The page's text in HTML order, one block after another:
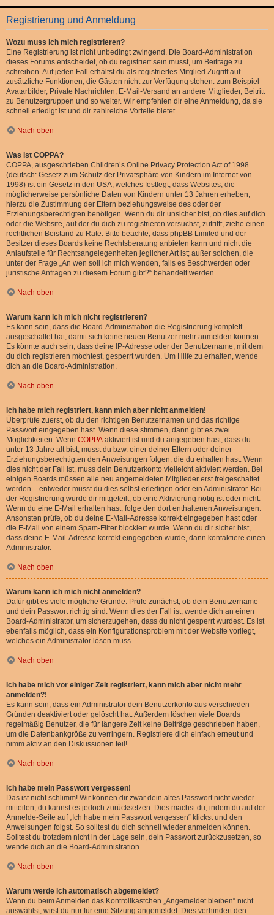
Registrierung und Anmeldung
Wozu muss ich mich registrieren?
Eine Registrierung ist nicht unbedingt zwingend. Die Board-Administration
dieses Forums entscheidet, ob du registriert sein musst, um Beiträge zu
schreiben. Auf jeden Fall erhältst du als registriertes Mitglied Zugriff auf
zusätzliche Funktionen, die Gästen nicht zur Verfügung stehen: zum Beispiel
Avatarbilder, Private Nachrichten, E-Mail-Versand an andere Mitglieder, Beitritt
zu Benutzergruppen und so weiter. Wir empfehlen dir eine Anmeldung, da sie
schnell erledigt ist und dir zahlreiche Vorteile bietet.
Nach oben
Was ist COPPA?
COPPA, ausgeschrieben Children’s Online Privacy Protection Act of 1998
(deutsch: Gesetz zum Schutz der Privatsphäre von Kindern im Internet von
1998) ist ein Gesetz in den USA, welches festlegt, dass Websites, die
möglicherweise persönliche Daten von Kindern unter 13 Jahren erheben,
hierzu die Zustimmung der Eltern beziehungsweise des oder der
Erziehungsberechtigten benötigen. Wenn du dir unsicher bist, ob dies auf dich
oder die Website, auf der du dich zu registrieren versuchst, zutrifft, ziehe einen
rechtlichen Beistand zu Rate. Bitte beachte, dass phpBB Limited und der
Besitzer dieses Boards keine Rechtsberatung anbieten kann und nicht die
Anlaufstelle für Rechtsangelegenheiten jeglicher Art ist; außer solchen, die
unter der Frage „An wen soll ich mich wenden, falls es Beschwerden oder
juristische Anfragen zu diesem Forum gibt?“ behandelt werden.
Nach oben
Warum kann ich mich nicht registrieren?
Es kann sein, dass die Board-Administration die Registrierung komplett
ausgeschaltet hat, damit sich keine neuen Benutzer mehr anmelden können.
Es könnte auch sein, dass deine IP-Adresse oder der Benutzername, mit dem
du dich registrieren möchtest, gesperrt wurden. Um Hilfe zu erhalten, wende
dich an die Board-Administration.
Nach oben
Ich habe mich registriert, kann mich aber nicht anmelden!
Überprüfe zuerst, ob du den richtigen Benutzernamen und das richtige
Passwort eingegeben hast. Wenn diese stimmen, dann gibt es zwei
Möglichkeiten. Wenn COPPA aktiviert ist und du angegeben hast, dass du
unter 13 Jahre alt bist, musst du bzw. einer deiner Eltern oder deiner
Erziehungsberechtigten den Anweisungen folgen, die du erhalten hast. Wenn
dies nicht der Fall ist, muss dein Benutzerkonto vielleicht aktiviert werden. Bei
einigen Boards müssen alle neu angemeldeten Mitglieder erst freigeschaltet
werden – entweder musst du dies selbst erledigen oder ein Administrator. Bei
der Registrierung wurde dir mitgeteilt, ob eine Aktivierung nötig ist oder nicht.
Wenn du eine E-Mail erhalten hast, folge den dort enthaltenen Anweisungen.
Ansonsten prüfe, ob du deine E-Mail-Adresse korrekt eingegeben hast oder
die E-Mail von einem Spam-Filter blockiert wurde. Wenn du dir sicher bist,
dass deine E-Mail-Adresse korrekt eingegeben wurde, dann kontaktiere einen
Administrator.
Nach oben
Warum kann ich mich nicht anmelden?
Dafür gibt es viele mögliche Gründe. Prüfe zunächst, ob dein Benutzername
und dein Passwort richtig sind. Wenn dies der Fall ist, wende dich an einen
Board-Administrator, um sicherzugehen, dass du nicht gesperrt wurdest. Es ist
ebenfalls möglich, dass ein Konfigurationsproblem mit der Website vorliegt,
welches ein Administrator lösen muss.
Nach oben
Ich habe mich vor einiger Zeit registriert, kann mich aber nicht mehr
anmelden?!
Es kann sein, dass ein Administrator dein Benutzerkonto aus verschieden
Gründen deaktiviert oder gelöscht hat. Außerdem löschen viele Boards
regelmäßig Benutzer, die für längere Zeit keine Beiträge geschrieben haben,
um die Datenbankgröße zu verringern. Registriere dich einfach erneut und
nimm aktiv an den Diskussionen teil!
Nach oben
Ich habe mein Passwort vergessen!
Das ist nicht schlimm! Wir können dir zwar dein altes Passwort nicht wieder
mitteilen, du kannst es jedoch zurücksetzen. Dies machst du, indem du auf der
Anmelde-Seite auf „Ich habe mein Passwort vergessen“ klickst und den
Anweisungen folgst. So solltest du dich schnell wieder anmelden können.
Solltest du trotzdem nicht in der Lage sein, dein Passwort zurückzusetzen, so
wende dich an die Board-Administration.
Nach oben
Warum werde ich automatisch abgemeldet?
Wenn du beim Anmelden das Kontrollkästchen „Angemeldet bleiben“ nicht
auswählst, wirst du nur für eine Sitzung angemeldet. Dies verhindert den